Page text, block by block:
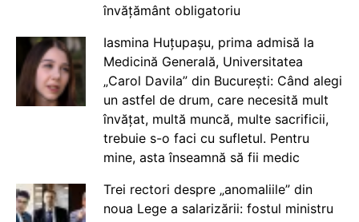
învățământ obligatoriu
Iasmina Huțupașu, prima admisă la
Medicină Generală, Universitatea
„Carol Davila” din București: Când alegi
un astfel de drum, care necesită mult
învățat, multă muncă, multe sacrificii,
trebuie s-o faci cu sufletul. Pentru
mine, asta înseamnă să fii medic
Trei rectori despre „anomaliile” din
noua Lege a salarizării: fostul ministru